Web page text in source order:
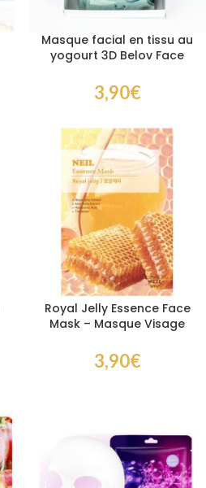
Masque facial en tissu au
yogourt 3D Belov Face
3,90€
Royal Jelly Essence Face
Mask – Masque Visage
Royale et au Miel
3,90€